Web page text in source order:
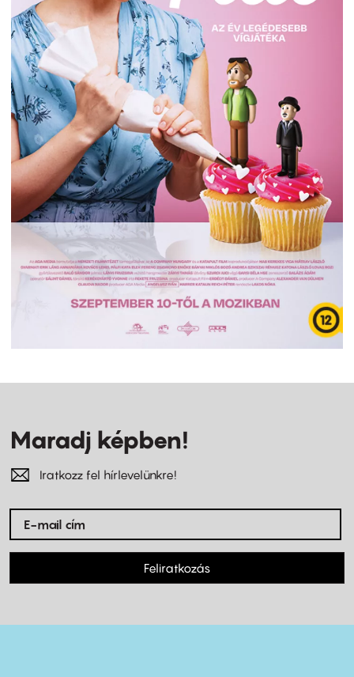
Maradj képben!
Iratkozz fel hírlevelünkre!
Feliratkozás